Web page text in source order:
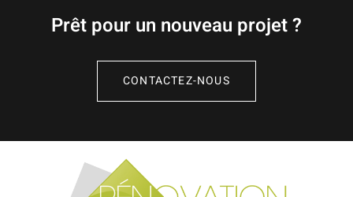
Prêt pour un nouveau projet ?
CONTACTEZ-NOUS